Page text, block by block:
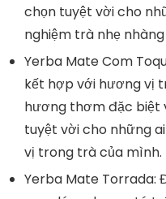
chọn tuyệt vời cho
nghiệm trà nhẹ
Yerba Mate Com
kết hợp với hương vị
hương thơm đặc biệt
tuyệt vời cho những
vị trong trà của mình.
Yerba Mate Torrada: